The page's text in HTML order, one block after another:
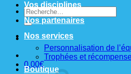
Recherche
pour :
0,00€
Vos disciplines
Nos partenaires
Nos services
Personnalisation de
Trophées et
Boutique